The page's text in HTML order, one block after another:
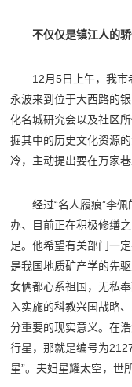
不仅仅是镇江人的
12月5日上午，我
永波来到位于大西路的
化名城研究会以及社区
掘其中的历史文化资源
冷，主动提出要在万家巷
经过“名人履痕”李
办、目前正在积极修缮
足。他希望有关部门一
是我国地质矿产学的先
女俩都心系祖国，无私
入实施的科教兴国战略
分重要的现实意义。在
行星，那就是编号为
星”。夫妇星耀太空，世